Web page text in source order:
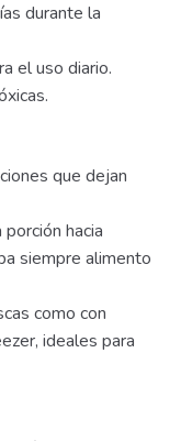
durante la
el uso diario.
que dejan
hacia
siempre alimento
como con
ideales para